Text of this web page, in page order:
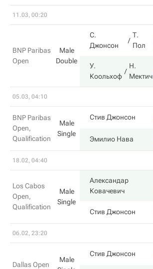
11.03, 00:20
BNP Paribas
Open
Male
Double
С.
Джонсон
Т.
Пол
У.
Коольхоф
Н.
Мектич
05.03, 04:10
BNP Paribas
Open,
Qualification
Male
Single
Стив Джонсон
Эмилио Нава
18.02, 04:40
Los Cabos
Open,
Qualification
Male
Single
Александар
Ковачевич
Стив Джонсон
06.02, 23:20
Dallas Open
Male
Стив Джонсон